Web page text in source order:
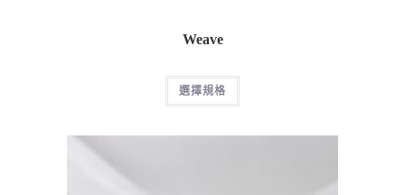
Weave
選擇規格